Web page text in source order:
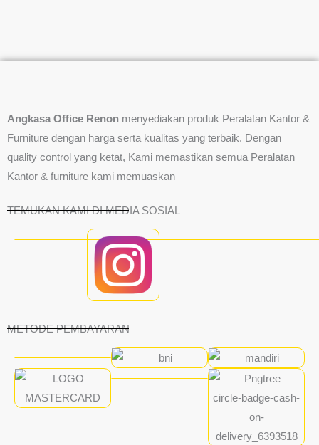
Angkasa Office Renon menyediakan produk Peralatan Kantor &
Furniture dengan harga serta kualitas yang terbaik. Dengan
quality control yang ketat, Kami memastikan semua Peralatan
Kantor & furniture kami memuaskan
TEMUKAN KAMI DI MEDIA SOSIAL
METODE PEMBAYARAN